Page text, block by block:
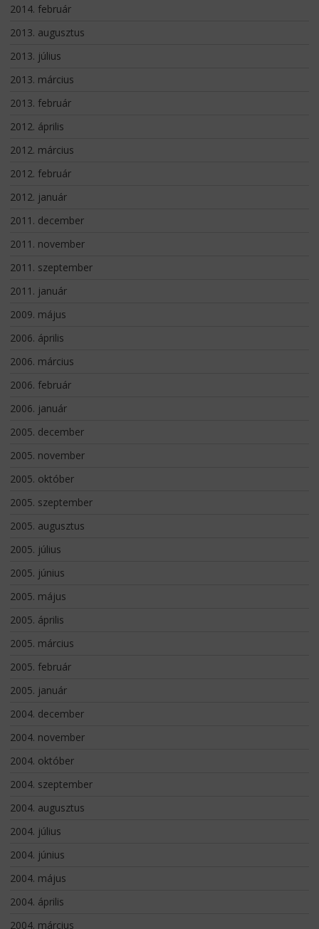
2014. február
2013. augusztus
2013. július
2013. március
2013. február
2012. április
2012. március
2012. február
2012. január
2011. december
2011. november
2011. szeptember
2011. január
2009. május
2006. április
2006. március
2006. február
2006. január
2005. december
2005. november
2005. október
2005. szeptember
2005. augusztus
2005. július
2005. június
2005. május
2005. április
2005. március
2005. február
2005. január
2004. december
2004. november
2004. október
2004. szeptember
2004. augusztus
2004. július
2004. június
2004. május
2004. április
2004. március